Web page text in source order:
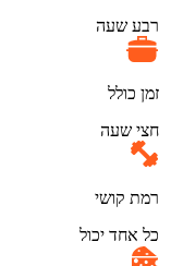
רבע שעה
זמן כולל
חצי שעה
רמת קושי
כל אחד יכול